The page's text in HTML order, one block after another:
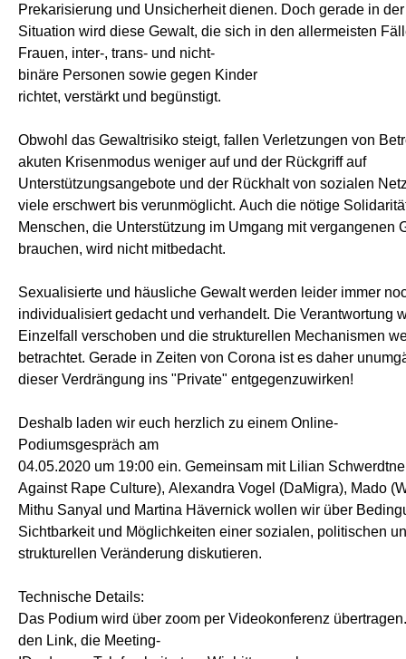
Prekarisierung und Unsicherheit dienen. Doch gerade in
Situation wird diese Gewalt, die sich in den allermeisten
Frauen, inter-, trans- und nicht-
binäre Personen sowie gegen Kinder
richtet, verstärkt und begünstigt.
Obwohl das Gewaltrisiko steigt, fallen Verletzungen von
akuten Krisenmodus weniger auf und der Rückgriff auf
Unterstützungsangebote und der Rückhalt von sozialen
viele erschwert bis verunmöglicht. Auch die nötige
Menschen, die Unterstützung im Umgang mit vergangenen
brauchen, wird nicht mitbedacht.
Sexualisierte und häusliche Gewalt werden leider immer
individualisiert gedacht und verhandelt. Die Verantwortung
Einzelfall verschoben und die strukturellen Mechanismen
betrachtet. Gerade in Zeiten von Corona ist es daher
dieser Verdrängung ins "Private" entgegenzuwirken!
Deshalb laden wir euch herzlich zu einem Online-
Podiumsgespräch am
04.05.2020 um 19:00 ein. Gemeinsam mit Lilian
Against Rape Culture), Alexandra Vogel (DaMigra), Mado
Mithu Sanyal und Martina Hävernick wollen wir über
Sichtbarkeit und Möglichkeiten einer sozialen, politischen
strukturellen Veränderung diskutieren.
Technische Details:
Das Podium wird über zoom per Videokonferenz
den Link, die Meeting-